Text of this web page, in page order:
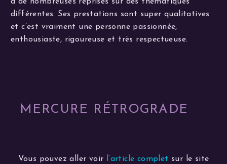
à de nombreuses reprises sur des thématiques
différentes. Ses prestations sont super qualitatives
et c’est vraiment une personne passionnée,
enthousiaste, rigoureuse et très respectueuse.
MERCURE RÉTROGRADE
Vous pouvez aller voir l’article complet sur le site